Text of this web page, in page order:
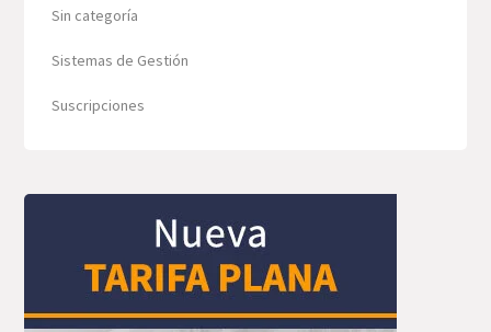
Sin categoría
Sistemas de Gestión
Suscripciones